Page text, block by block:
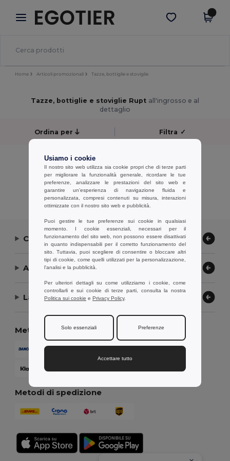
× App Egotier
Prezzi migliori sull'app!
Scarica app
Home Articoli promozionali Tazze, bottiglie e stoviglie
Tazze, bottiglie e stoviglie Rupt all'ingrosso e al
dettaglio
Ordina per Filtra ✓
No results.
No results.
Visualizzazione Di Tutti I Prodotti.
Contattaci
Aiuto or Assistenza
La nostra azienda
Metodi di pagamento
Metodi di spedizione
Usiamo i cookie
Il nostro sito web utilizza sia cookie propri che di terze parti
per migliorare la funzionalità generale, ricordare le tue
preferenze, analizzare le prestazioni del sito web e
garantire un'esperienza di navigazione fluida e
personalizzata, compresi contenuti su misura, interazioni
ottimizzate con il nostro sito web e pubblicità.
Puoi gestire le tue preferenze sui cookie in qualsiasi
momento. I cookie essenziali, necessari per il
funzionamento del sito web, non possono essere disattivati
in quanto indispensabili per il corretto funzionamento del
sito. Tuttavia, puoi scegliere di consentire o bloccare altri
tipi di cookie, come quelli utilizzati per la personalizzazione,
l'analisi e la pubblicità.
Per ulteriori dettagli su come utilizziamo i cookie, come
controllarli e sui cookie di terze parti, consulta la nostra
Politica sui cookie e Privacy Policy.
Solo essenziali Preferenze
Accettare tutto